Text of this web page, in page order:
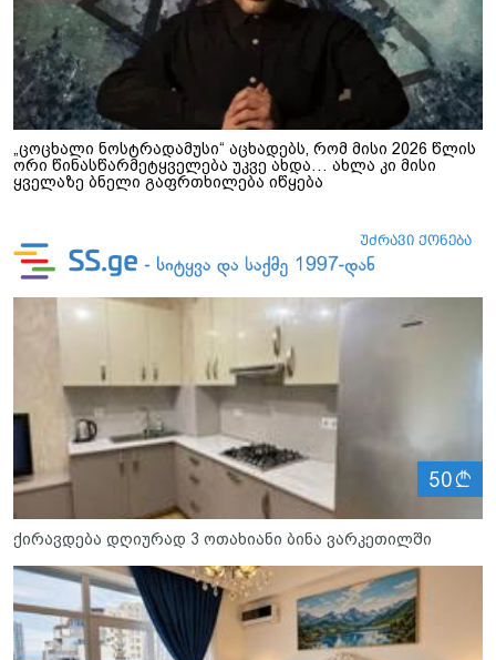
„ცოცხალი ნოსტრადამუსი“ აცხადებს, რომ მისი 2026 წლის
ორი წინასწარმეტყველება უკვე ახდა… ახლა კი მისი
ყველაზე ბნელი გაფრთხილება იწყება
50
ქირავდება დღიურად 3 ოთახიანი ბინა ვარკეთილში